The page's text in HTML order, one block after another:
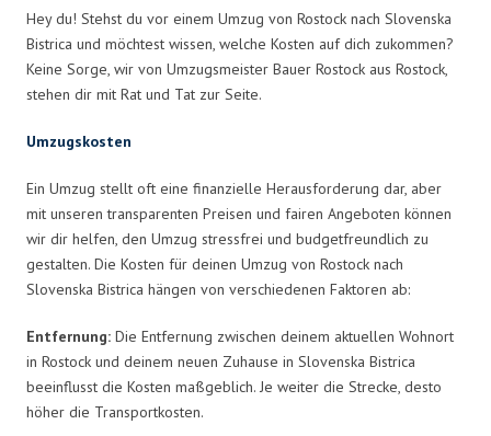
Hey du! Stehst du vor einem Umzug von Rostock nach Slovenska
Bistrica und möchtest wissen, welche Kosten auf dich zukommen?
Keine Sorge, wir von Umzugsmeister Bauer Rostock aus Rostock,
stehen dir mit Rat und Tat zur Seite.
Umzugskosten
Ein Umzug stellt oft eine finanzielle Herausforderung dar, aber
mit unseren transparenten Preisen und fairen Angeboten können
wir dir helfen, den Umzug stressfrei und budgetfreundlich zu
gestalten. Die Kosten für deinen Umzug von Rostock nach
Slovenska Bistrica hängen von verschiedenen Faktoren ab:
Entfernung: Die Entfernung zwischen deinem aktuellen Wohnort
in Rostock und deinem neuen Zuhause in Slovenska Bistrica
beeinflusst die Kosten maßgeblich. Je weiter die Strecke, desto
höher die Transportkosten.